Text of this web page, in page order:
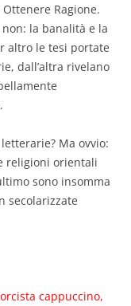
Ragione.
non: la banalità e la
altro le tesi portate
dall’altra rivelano
Ma ovvio:
religioni orientali
sono insomma
secolarizzate
cappuccino,